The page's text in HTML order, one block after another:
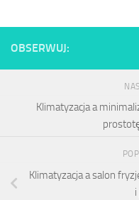
OBSERWUJ:
Klimatyzacja a
Klimatyzacja a salon